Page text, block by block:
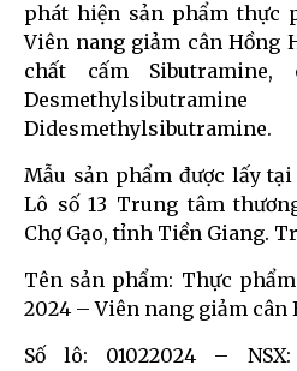
phát hiện sản phẩm thực
Viên nang giảm cân Hồng
chất cấm
Didesmethylsibutramine.
Mẫu sản phẩm được lấy
Lô số 13 Trung tâm
Chợ Gạo, tỉnh Tiền Giang.
Tên sản phẩm: Thực
2024 – Viên nang giảm cân
Số lô: 01022024 –